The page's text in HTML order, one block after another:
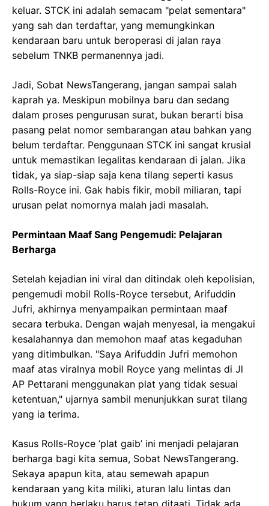
keluar. STCK ini adalah semacam "pelat sementara"
yang sah dan terdaftar, yang memungkinkan
kendaraan baru untuk beroperasi di jalan raya
sebelum TNKB permanennya jadi.
Jadi, Sobat NewsTangerang, jangan sampai salah
kaprah ya. Meskipun mobilnya baru dan sedang
dalam proses pengurusan surat, bukan berarti bisa
pasang pelat nomor sembarangan atau bahkan yang
belum terdaftar. Penggunaan STCK ini sangat krusial
untuk memastikan legalitas kendaraan di jalan. Jika
tidak, ya siap-siap saja kena tilang seperti kasus
Rolls-Royce ini. Gak habis fikir, mobil miliaran, tapi
urusan pelat nomornya malah jadi masalah.
Permintaan Maaf Sang Pengemudi: Pelajaran
Berharga
Setelah kejadian ini viral dan ditindak oleh kepolisian,
pengemudi mobil Rolls-Royce tersebut, Arifuddin
Jufri, akhirnya menyampaikan permintaan maaf
secara terbuka. Dengan wajah menyesal, ia mengakui
kesalahannya dan memohon maaf atas kegaduhan
yang ditimbulkan. "Saya Arifuddin Jufri memohon
maaf atas viralnya mobil Royce yang melintas di Jl
AP Pettarani menggunakan plat yang tidak sesuai
ketentuan," ujarnya sambil menunjukkan surat tilang
yang ia terima.
Kasus Rolls-Royce ‘plat gaib’ ini menjadi pelajaran
berharga bagi kita semua, Sobat NewsTangerang.
Sekaya apapun kita, atau semewah apapun
kendaraan yang kita miliki, aturan lalu lintas dan